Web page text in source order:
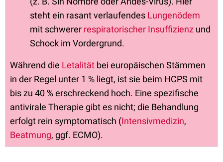
steht ein rasant verlaufendes Lungenödem
mit schwerer respiratorischer Insuffizienz und
Schock im Vordergrund.
Während die Letalität bei europäischen Stämmen
in der Regel unter 1 % liegt, ist sie beim HCPS mit
bis zu 40 % erschreckend hoch. Eine spezifische
antivirale Therapie gibt es nicht; die Behandlung
erfolgt rein symptomatisch (Intensivmedizin,
Beatmung, ggf. ECMO).